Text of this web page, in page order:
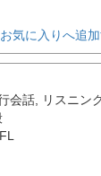
お気に入りへ追
会話, リスニン